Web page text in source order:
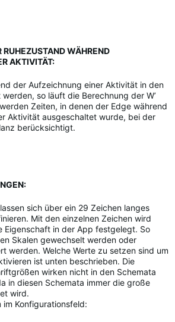
WÄHREND
AKTIVITÄT:
der Aufzeichnung einer Aktivität in den
so läuft die Berechnung der W’
Zeiten, in denen der Edge während
Aktivität ausgeschaltet wurde, bei der
berücksichtigt.
sich über ein 29 Zeichen langes
Mit den einzelnen Zeichen wird
Eigenschaft in der App festgelegt. So
Skalen gewechselt werden oder
werden. Welche Werte zu setzen sind um
ist unten beschrieben. Die
wirken nicht in den Schemata
in diesen Schemata immer die große
wird.
Konfigurationsfeld: